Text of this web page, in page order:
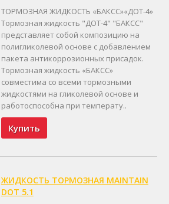
ТОРМОЗНАЯ ЖИДКОСТЬ «БАКСС»«ДОТ-4»
Тормозная жидкость "ДОТ-4" "БАКСС"
представляет собой композицию на
полигликолевой основе с добавлением
пакета антикоррозионных присадок.
Тормозная жидкость «БАКСС»
совместима со всеми тормозными
жидкостями на гликолевой основе и
работоспособна при температу..
Купить
ЖИДКОСТЬ ТОРМОЗНАЯ MAINTAIN
DOT 5.1